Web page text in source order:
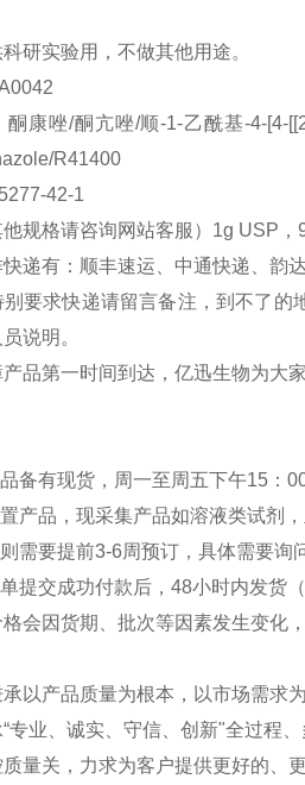
研实验用，不做其他用途。
酮康唑/酮亢唑/顺-1-乙酰基-4-[4-
R41400
42-1
规格请咨询网站客服）1g USP，
递有：顺丰速运、中通快递、韵
要求快递请留言备注，到不了
说明。
品第一时间到达，亿迅生物为大
备有现货，周一至周五下午15：
产品，现采集产品如溶液类试剂
需要提前3-6周预订，具体需要询
提交成功付款后，48小时内发货
会因货期、批次等因素发生变化
以产品质量为根本，以市场需求
专业、诚实、守信、创新"全过程
量关，力求为客户提供更好的、